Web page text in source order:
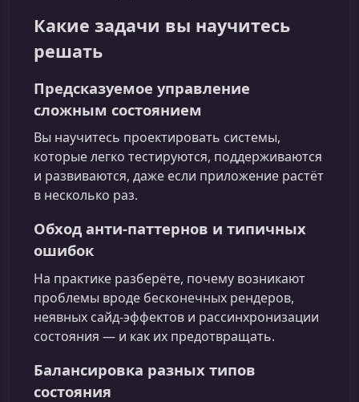
Какие задачи вы научитесь
решать
Предсказуемое управление
сложным состоянием
Вы научитесь проектировать системы,
которые легко тестируются, поддерживаются
и развиваются, даже если приложение растёт
в несколько раз.
Обход анти‑паттернов и типичных
ошибок
На практике разберёте, почему возникают
проблемы вроде бесконечных рендеров,
неявных сайд‑эффектов и рассинхронизации
состояния — и как их предотвращать.
Балансировка разных типов
состояния